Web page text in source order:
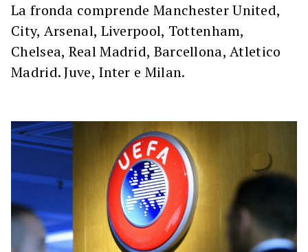
La fronda comprende Manchester United,
City, Arsenal, Liverpool, Tottenham,
Chelsea, Real Madrid, Barcellona, Atletico
Madrid. Juve, Inter e Milan.